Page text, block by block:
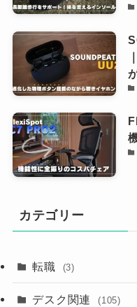
カテゴリー
転職 (3)
デスク関連 (105)